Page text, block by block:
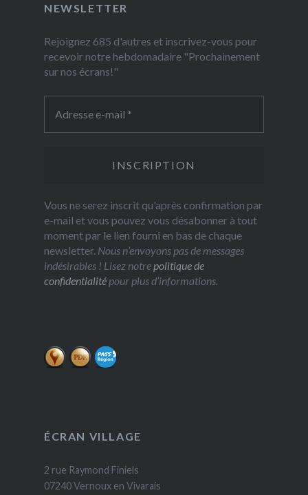
NEWSLETTER
Rejoignez 685 d'autres et inscrivez-vous pour
recevoir notre hebdomadaire "Prochainement
sur nos écrans!"
Vous ne serez inscrit qu'après confirmation par
e-mail et vous pouvez vous désabonner à tout
moment par le lien fourni en bas de chaque
newsletter. Nous n’envoyons pas de messages
indésirables ! Lisez notrepolitique de
confidentialitépour plus d’informations.
ÉCRAN VILLAGE
2 rue Raymond Finiels
07240 Vernoux en Vivarais